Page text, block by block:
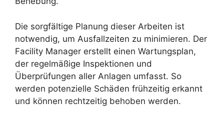
Die sorgfältige Planung dieser Arbeiten ist
notwendig, um Ausfallzeiten zu minimieren. Der
Facility Manager erstellt einen Wartungsplan,
der regelmäßige Inspektionen und
Überprüfungen aller Anlagen umfasst. So
werden potenzielle Schäden frühzeitig erkannt
und können rechtzeitig behoben werden.